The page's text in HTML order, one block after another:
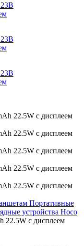
Портативные
устройства Hoco
22.5W с дисплеем